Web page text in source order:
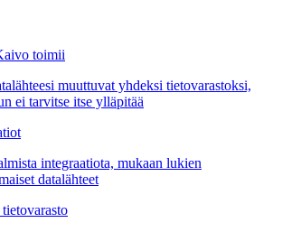
toimii
muuttuvat yhdeksi tietovarastoksi,
ei tarvitse itse ylläpitää
integraatiota, mukaan lukien
datalähteet